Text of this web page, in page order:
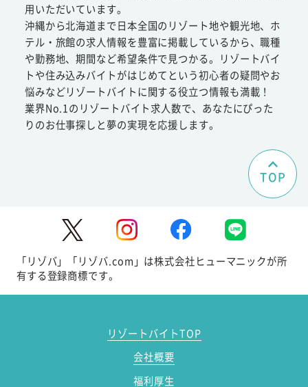
用いただいています。
沖縄から北海道まで日本全国のリゾート地や観光地、ホ
テル・旅館の求人情報を豊富に掲載しているから、職種
や勤務地、期間など希望条件で見つかる。リゾートバイ
トや住み込みバイトがはじめてという初心者の疑問やお
悩みなどリゾートバイトに関する役立つ情報も満載！
業界No.1のリゾートバイト求人数で、あなたにぴった
りのお仕事探しと夢の実現を応援します。
TOP
「リゾバ」「リゾバ.com」は株式会社ヒューマニックが所
有する登録商標です。
リゾートバイトTOP
会社概要
福利厚生